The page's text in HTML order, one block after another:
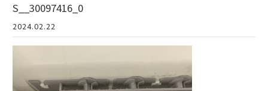
S__30097416_0
2024.02.22